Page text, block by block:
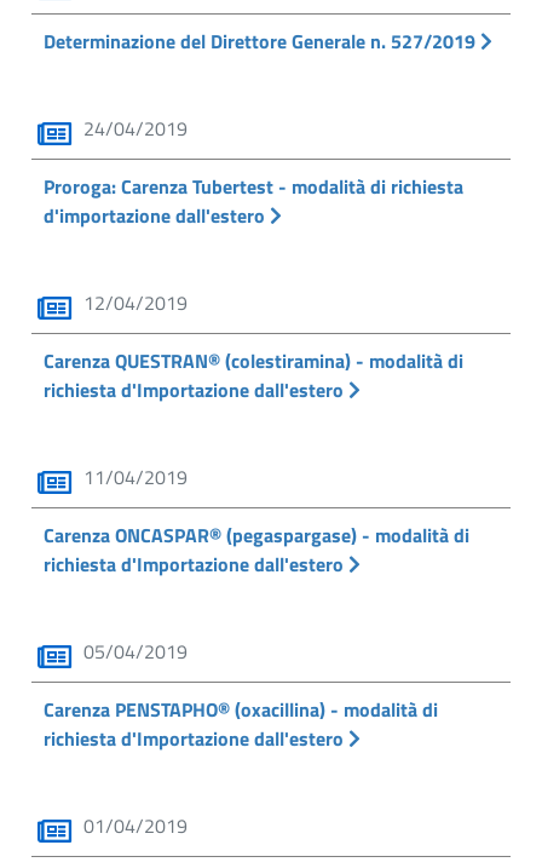
Determinazione del Direttore Generale n. 527/2019
24/04/2019
Proroga: Carenza Tubertest - modalità di richiesta
d'importazione dall'estero
12/04/2019
Carenza QUESTRAN® (colestiramina) - modalità di
richiesta d'Importazione dall'estero
11/04/2019
Carenza ONCASPAR® (pegaspargase) - modalità di
richiesta d'Importazione dall'estero
05/04/2019
Carenza PENSTAPHO® (oxacillina) - modalità di
richiesta d'Importazione dall'estero
01/04/2019